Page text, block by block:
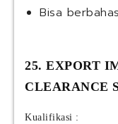
Bisa
25. EXPORT
CLEARANCE
Kualifikasi :